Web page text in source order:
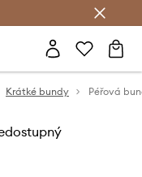
Krátké bundy